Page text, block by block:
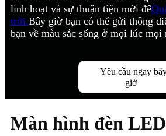
linh hoạt và sự thuận tiện mới để
trời.Bây giờ bạn có thể gửi thông
bạn về màu sắc sống ở mọi lúc mọi
Yêu cầu ngay
giờ
Màn hình đèn